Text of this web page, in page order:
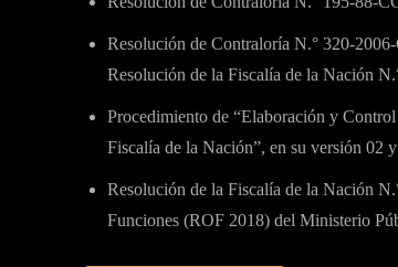
Resolución de Contraloría N.° 320-
Resolución de la Fiscalía de la Nación
Procedimiento de “Elaboración y
Fiscalía de la Nación”, en su versión 02
Resolución de la Fiscalía de la Nación
Funciones (ROF 2018) del Ministerio